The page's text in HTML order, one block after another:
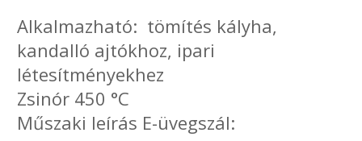
Alkalmazható: tömítés kályha,
kandalló ajtókhoz, ipari
létesítményekhez
Zsinór 450 °C
Műszaki leírás E-üvegszál: